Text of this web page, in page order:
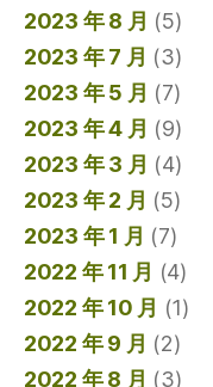
2023 年 8 月 (5)
2023 年 7 月 (3)
2023 年 5 月 (7)
2023 年 4 月 (9)
2023 年 3 月 (4)
2023 年 2 月 (5)
2023 年 1 月 (7)
2022 年 11 月 (4)
2022 年 10 月 (1)
2022 年 9 月 (2)
2022 年 8 月 (3)